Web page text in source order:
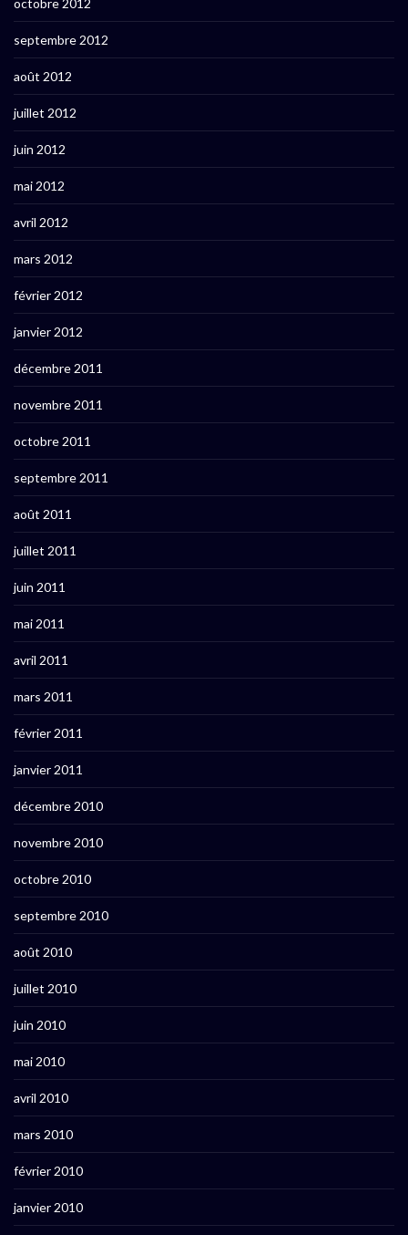
octobre 2012
septembre 2012
août 2012
juillet 2012
juin 2012
mai 2012
avril 2012
mars 2012
février 2012
janvier 2012
décembre 2011
novembre 2011
octobre 2011
septembre 2011
août 2011
juillet 2011
juin 2011
mai 2011
avril 2011
mars 2011
février 2011
janvier 2011
décembre 2010
novembre 2010
octobre 2010
septembre 2010
août 2010
juillet 2010
juin 2010
mai 2010
avril 2010
mars 2010
février 2010
janvier 2010